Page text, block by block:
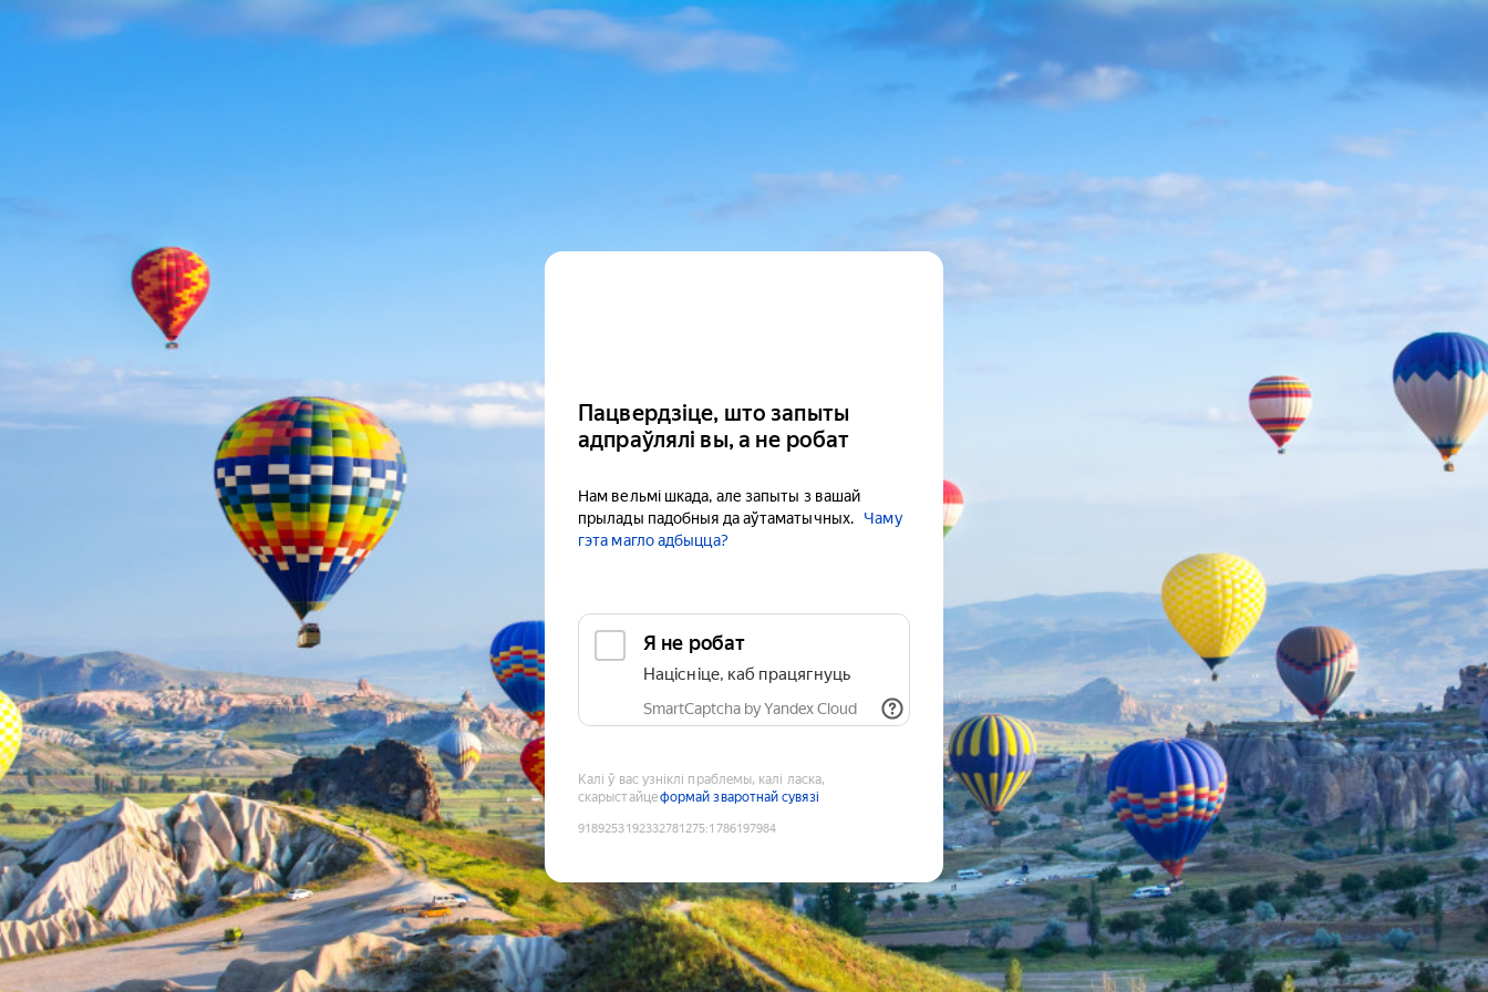
Пацвердзіце, што запыты
адпраўлялі вы, а не робат
Нам вельмі шкада, але запыты з вашай
прылады падобныя да аўтаматычных.
Чаму
гэта магло адбыцца?
Я не робат
Націсніце, каб працягнуць
SmartCaptcha by Yandex Cloud
Калі ў вас узніклі праблемы, калі ласка,
скарыстайцеформай зваротнай сувязі
9189253192332781275:1786197984